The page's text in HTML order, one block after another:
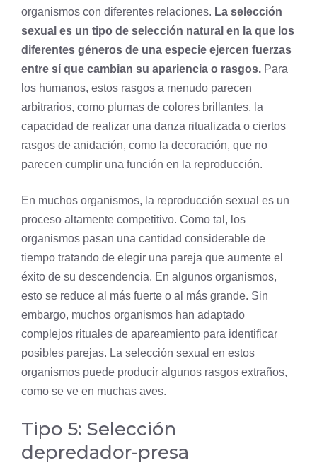
organismos con diferentes relaciones. La selección
sexual es un tipo de selección natural en la que los
diferentes géneros de una especie ejercen fuerzas
entre sí que cambian su apariencia o rasgos. Para
los humanos, estos rasgos a menudo parecen
arbitrarios, como plumas de colores brillantes, la
capacidad de realizar una danza ritualizada o ciertos
rasgos de anidación, como la decoración, que no
parecen cumplir una función en la reproducción.
En muchos organismos, la reproducción sexual es un
proceso altamente competitivo. Como tal, los
organismos pasan una cantidad considerable de
tiempo tratando de elegir una pareja que aumente el
éxito de su descendencia. En algunos organismos,
esto se reduce al más fuerte o al más grande. Sin
embargo, muchos organismos han adaptado
complejos rituales de apareamiento para identificar
posibles parejas. La selección sexual en estos
organismos puede producir algunos rasgos extraños,
como se ve en muchas aves.
Tipo 5: Selección
depredador-presa